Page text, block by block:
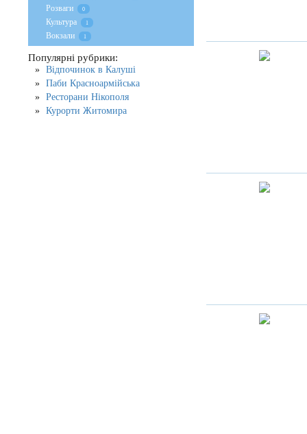
Розваги 0
Культура 1
Вокзали 1
Популярні рубрики:
Відпочинок в Калуші
Паби Красноармійська
Ресторани Нікополя
Курорти Житомира